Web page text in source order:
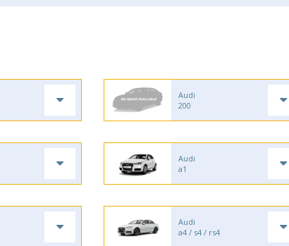
Audi
200
Audi
a1
Audi
a4 / s4 / rs4